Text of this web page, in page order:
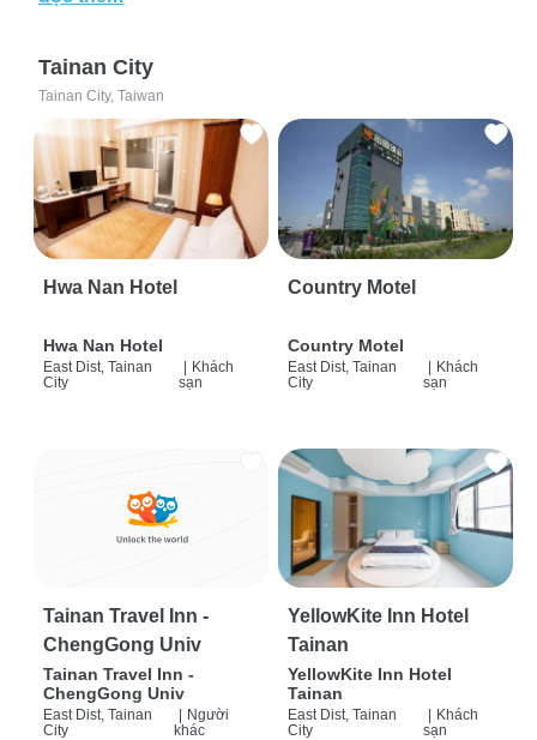
Tainan City
Tainan City, Taiwan
Hwa Nan Hotel
Hwa Nan Hotel
East Dist, Tainan
City
| Khách
sạn
Country Motel
Country Motel
East Dist, Tainan
City
| Khách
sạn
Tainan Travel Inn -
ChengGong Univ
Tainan Travel Inn -
ChengGong Univ
East Dist, Tainan
City
| Người
khác
YellowKite Inn Hotel
Tainan
YellowKite Inn Hotel
Tainan
East Dist, Tainan
City
| Khách
sạn